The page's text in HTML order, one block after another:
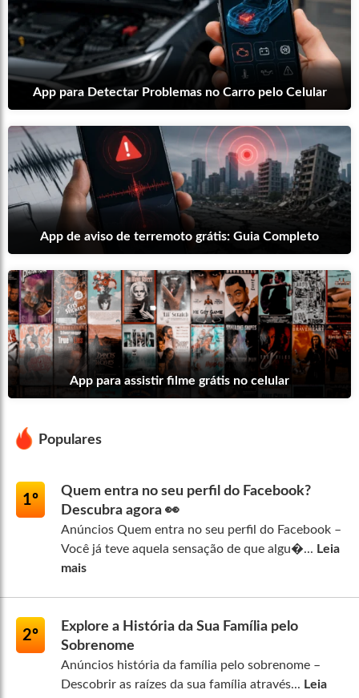
App para Detectar Problemas no Carro pelo Celular
App de aviso de terremoto grátis: Guia Completo
App para assistir filme grátis no celular
Populares
1º
Quem entra no seu perfil do Facebook?
Descubra agora 👀
Anúncios Quem entra no seu perfil do Facebook –
Você já teve aquela sensação de que algu�... Leia
mais
2º
Explore a História da Sua Família pelo
Sobrenome
Anúncios história da família pelo sobrenome –
Descobrir as raízes da sua família através... Leia